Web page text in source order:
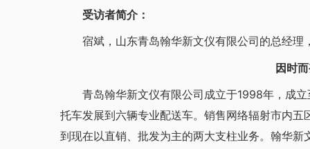
受访者简介：
宿斌，山东青岛翰华新文仪有限公司的总经理
因时
青岛翰华新文仪有限公司成立于1998年，成立
托车发展到六辆专业配送车。销售网络辐射市内
到现在以直销、批发为主的两大支柱业务。翰华